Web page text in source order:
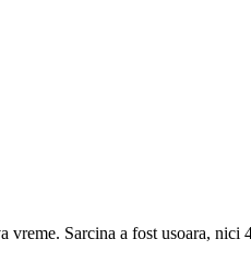
vreme. Sarcina a fost usoara,